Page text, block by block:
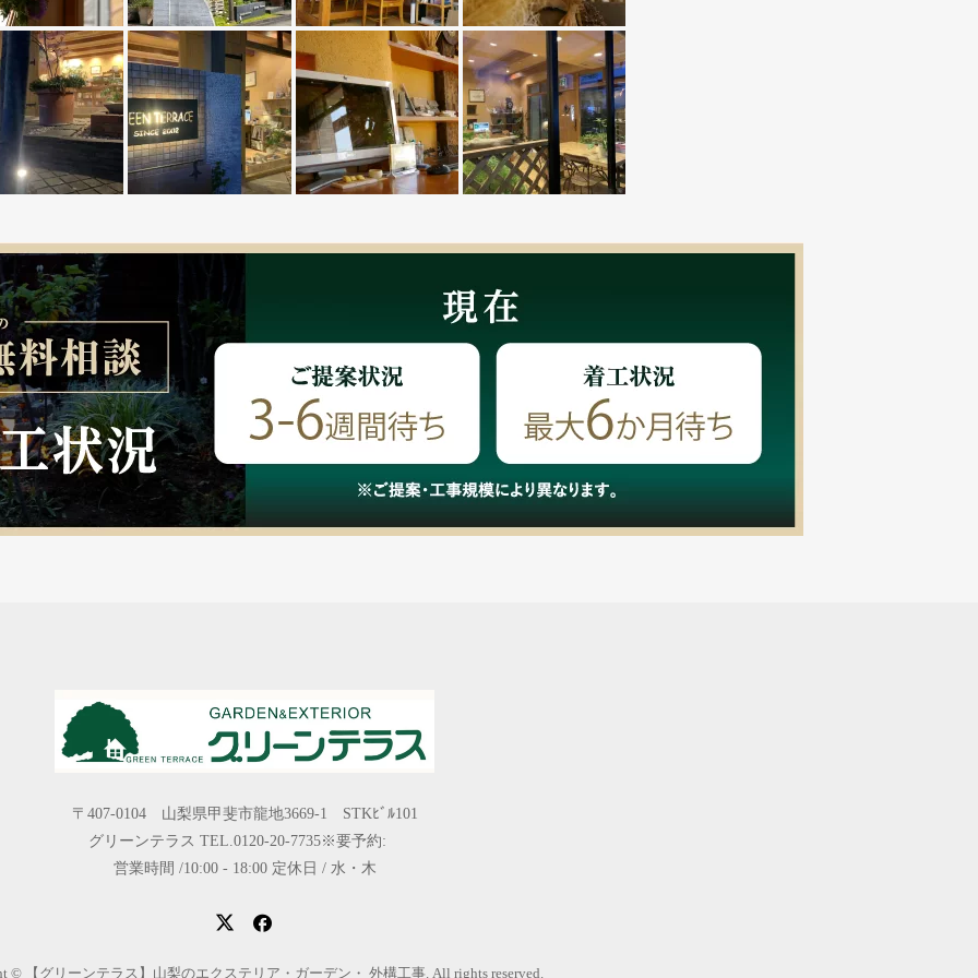
〒407-0104 山梨県甲斐市龍地3669-1 STKﾋﾞﾙ101
グリーンテラス TEL.0120-20-7735※要予約:
営業時間 /10:00 - 18:00 定休日 / 水・木
© 【グリーンテラス】山梨のエクステリア・ガーデン・ 外構工事. All rights reserved.